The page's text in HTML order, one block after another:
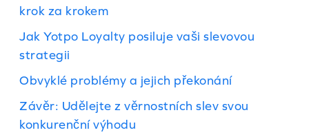
krok za krokem
Jak Yotpo Loyalty posiluje vaši slevovou
strategii
Obvyklé problémy a jejich překonání
Závěr: Udělejte z věrnostních slev svou
konkurenční výhodu